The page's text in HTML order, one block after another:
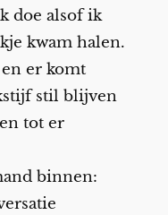
doe alsof ik
kwam halen.
er komt
stil blijven
tot er
binnen: